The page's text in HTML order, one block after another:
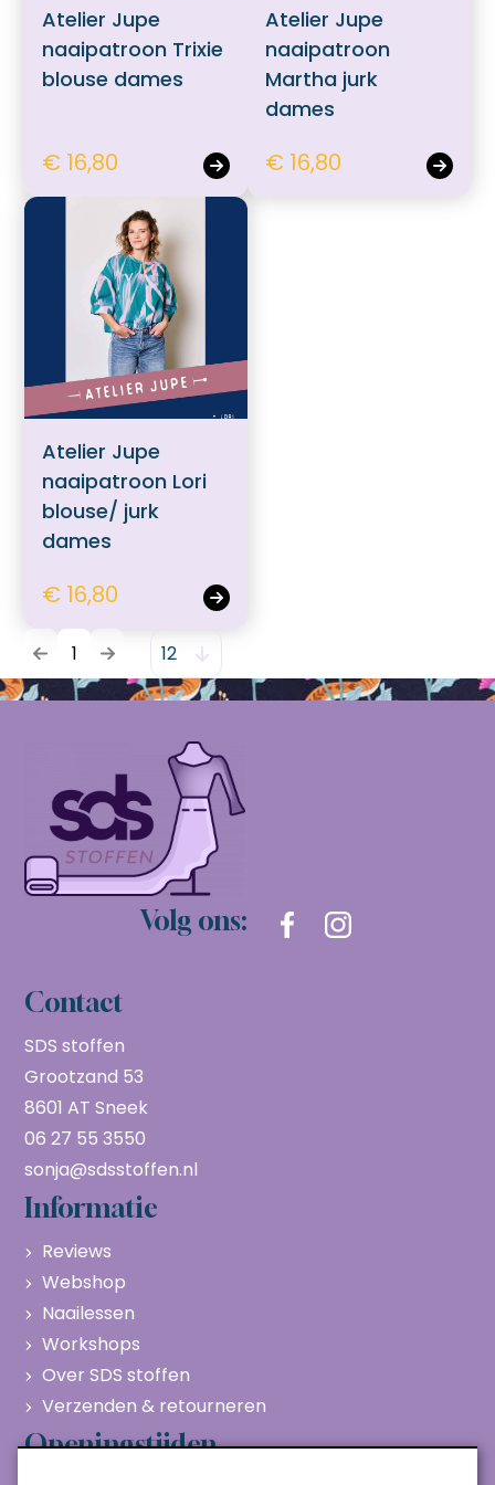
Atelier Jupe
naaipatroon Trixie
blouse dames
€ 16,80
Atelier Jupe
naaipatroon
Martha jurk
dames
€ 16,80
Atelier Jupe
naaipatroon Lori
blouse/ jurk
dames
€ 16,80
1
Volg ons:
Contact
SDS stoffen
Grootzand 53
8601 AT Sneek
06 27 55 3550
sonja@sdsstoffen.nl
Informatie
Reviews
Webshop
Naailessen
Workshops
Over SDS stoffen
Verzenden & retourneren
Openingstijden